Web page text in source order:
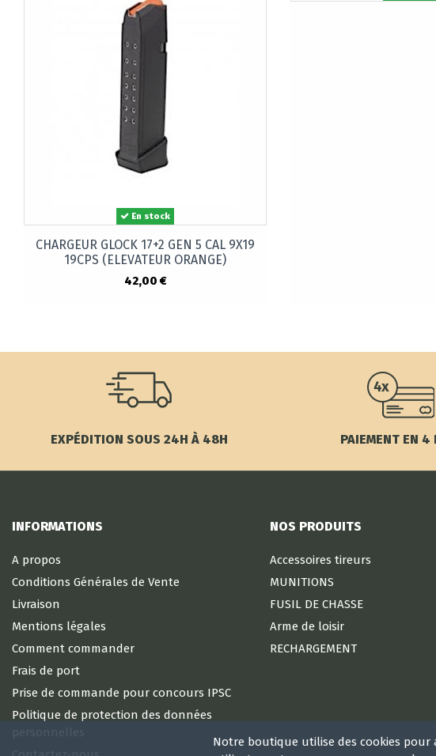
En stock
CHARGEUR GLOCK 17+2 GEN 5 CAL 9X19
19CPS (ELEVATEUR ORANGE)
42,00 €
EXPÉDITION SOUS 24H À 48H PAIEMENT EN 4
INFORMATIONS
A propos
Conditions Générales de Vente
Livraison
Mentions légales
Comment commander
Frais de port
Prise de commande pour concours IPSC
Politique de protection des données
NOS PRODUITS
Accessoires tireurs
MUNITIONS
FUSIL DE CHASSE
Arme de loisir
RECHARGEMENT
Notre boutique utilise des cookies pour